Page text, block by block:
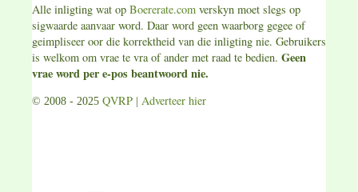
Alle inligting wat op Boererate.com verskyn moet slegs op
sigwaarde aanvaar word. Daar word geen waarborg gegee of
geimpliseer oor die korrektheid van die inligting nie. Gebruikers
is welkom om vrae te vra of ander met raad te bedien. Geen
vrae word per e-pos beantwoord nie.
© 2008 - 2025 QVRP | Adverteer hier